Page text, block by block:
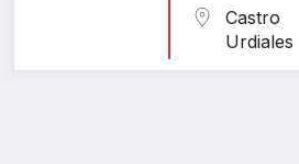
Castro
Urdiales